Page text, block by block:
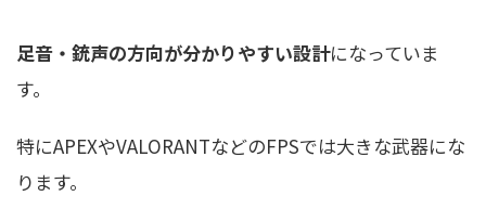
足音・銃声の方向が分かりやすい設計になっていま
す。
特にAPEXやVALORANTなどのFPSでは大きな武器にな
ります。